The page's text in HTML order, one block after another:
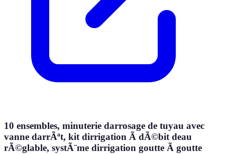
10 ensembles, minuterie darrosage de tuyau avec
vanne darrÃªt, kit dirrigation Ã dÃ©bit deau
rÃ©glable, systÃ¨me dirrigation goutte Ã goutte